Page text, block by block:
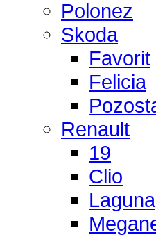
Polonez
Skoda
Favorit
Felicia
Renault
19
Clio
Laguna